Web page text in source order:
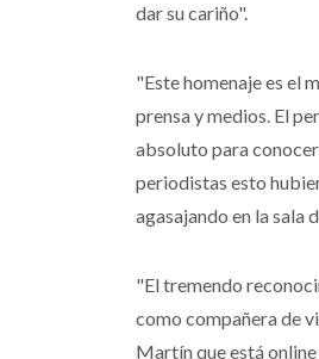
dar su cariño".
"Este homenaje es el
prensa y medios. El
absoluto para
periodistas esto
agasajando en la sala
"El tremendo
como compañera de
Martín que está